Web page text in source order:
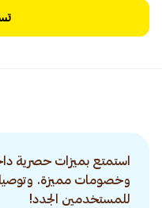
استمتع بميزات حصرية
وخصومات مميزة.
للمستخدمين الجدد!